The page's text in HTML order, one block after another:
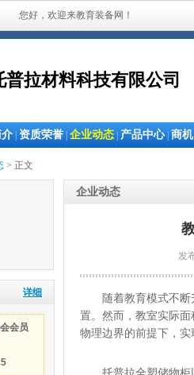
您好，欢迎来教育装备网！
普拉材料科技有限公司
资质荣誉 企业动态 产品中心| 商机
> 正文
详细
会员
企业动态
发
随着教育模式不
置。然而，教室实际
物理边界的前提下，